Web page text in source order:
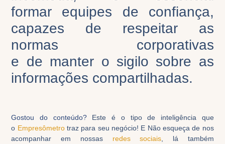
formar equipes de confiança,
capazes de respeitar as
normas corporativas
e de manter o sigilo sobre as
informações compartilhadas.
Gostou do conteúdo?
Este é o tipo de inteligência que
o Empresômetrotraz para seu negócio! E Não esqueça de nos
acompanhar em nossas redes sociais , lá
também